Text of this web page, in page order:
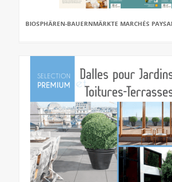
BIOSPHÄREN-BAUERNMÄRKTE MARCHÉS